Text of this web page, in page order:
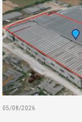
05/08/2026